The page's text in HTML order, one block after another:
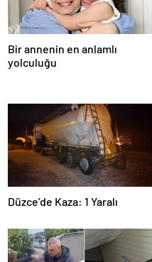
Bir annenin en anlamlı
yolculuğu
Düzce’de Kaza: 1 Yaralı